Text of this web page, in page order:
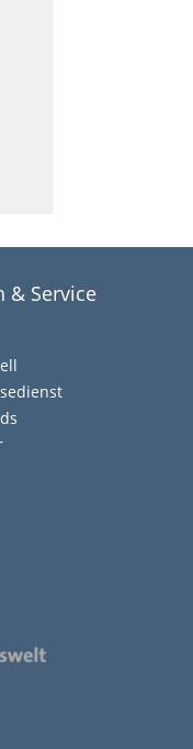
& Service